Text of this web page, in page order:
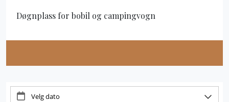
Døgnplass for bobil og campingvogn